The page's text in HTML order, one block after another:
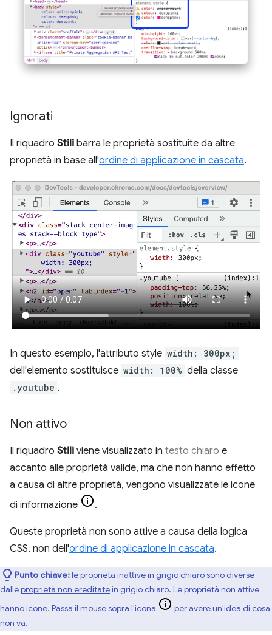
Ignorati
Il riquadro Stili barra le proprietà sostituite da altre
proprietà in base all'ordine di applicazione in cascata.
In questo esempio, l'attributo style width: 300px;
dell'elemento sostituisce width: 100% della classe
.youtube .
Non attivo
Il riquadro Stili viene visualizzato in testo chiaro e
accanto alle proprietà valide, ma che non hanno effetto
a causa di altre proprietà, vengono visualizzate le icone
di informazione
.
Queste proprietà non sono attive a causa della logica
CSS, non dell'ordine di applicazione in cascata.
Punto chiave:le proprietà inattive in grigio chiaro sono diverse
dalleproprietà non ereditatein grigio chiaro. Le proprietà non attive
hanno icone. Passa il mouse sopra l'icona
per avere un'idea di cosa
non va.